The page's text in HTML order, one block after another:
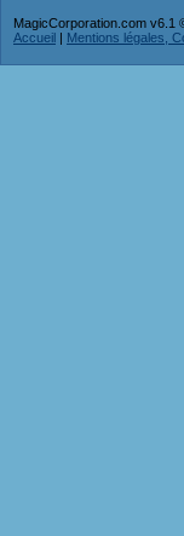
MagicCorporation.com v6.1
Accueil | Mentions légales,